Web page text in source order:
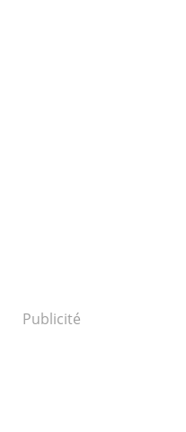
Publicité